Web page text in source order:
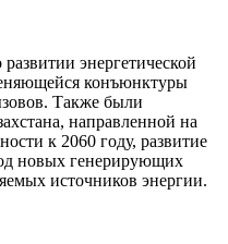
энергетической
конъюнктуры
Также были
направленной на
к 2060 году, развитие
новых генерирующих
источников энергии.